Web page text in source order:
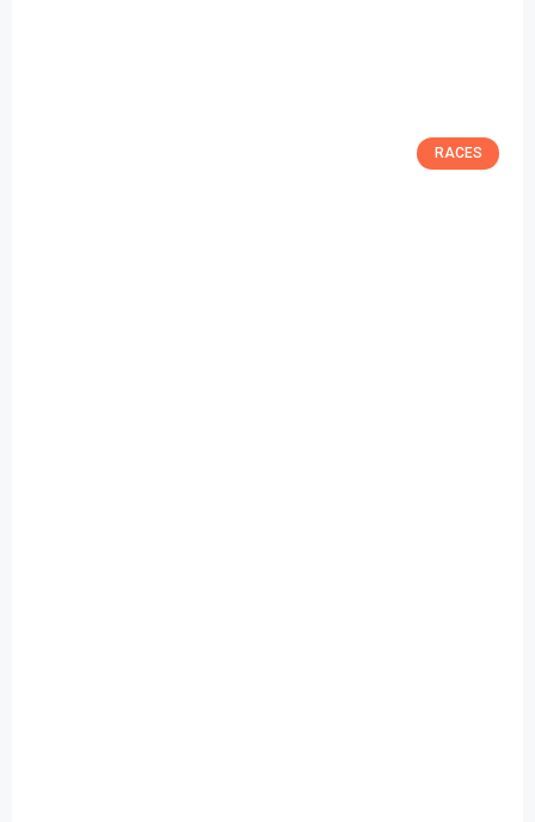
RACES